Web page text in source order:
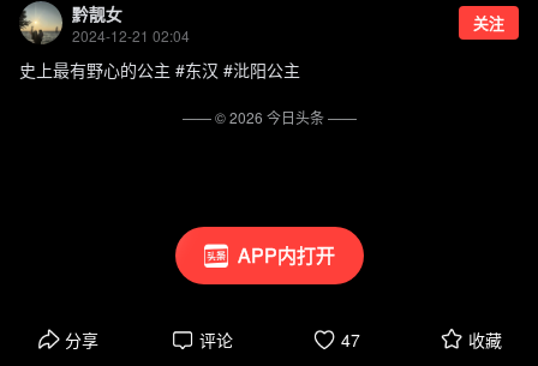
APP内打开
黔靓女
2024-12-21 02:04
关注
史上最有野心的公主 #东汉 #沘阳公主
分享 评论 47 收藏
—— ©2026 今日头条——